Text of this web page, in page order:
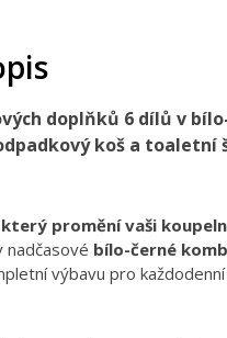
doplňků 6 dílů v
koš a
promění vaši
bílo-černé
výbavu pro